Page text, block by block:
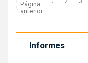
Página
anterior
Informes